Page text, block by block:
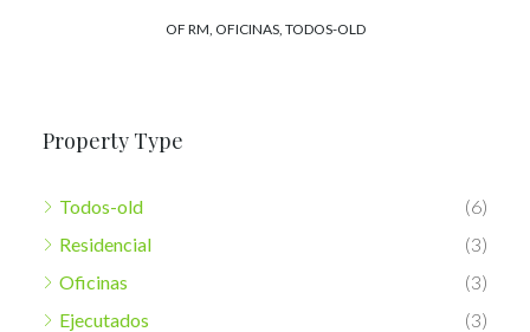
OF RM, OFICINAS, TODOS-OLD
Property Type
Todos-old
(6)
Residencial
(3)
Oficinas
(3)
Ejecutados
(3)